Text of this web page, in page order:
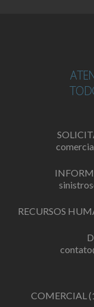
RECURSOS
COMERCIAL